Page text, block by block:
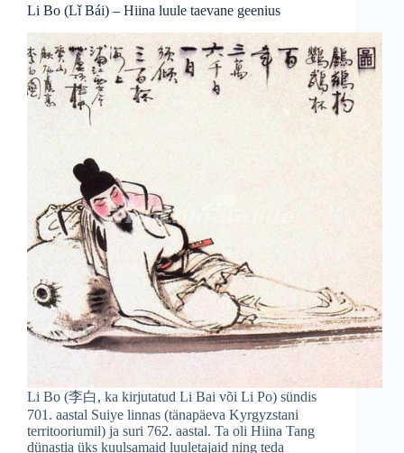
kirjanduse
suurmees
ja
humanismi
sümbol
Li Bo (Lǐ Bái) – Hiina luule taevane geenius
Li Bo (李白, ka kirjutatud Li Bai või Li Po) sündis
701. aastal Suiye linnas (tänapäeva Kyrgyzstani
territooriumil) ja suri 762. aastal. Ta oli Hiina Tang
dünastia üks kuulsamaid luuletajaid ning teda